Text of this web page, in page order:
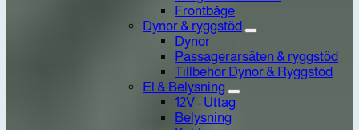
Frontbåge
Dynor & ryggstöd
Dynor
Passagerarsäten & ryggstöd
Tillbehör Dynor & Ryggstöd
El & Belysning
12V - Uttag
Belysning